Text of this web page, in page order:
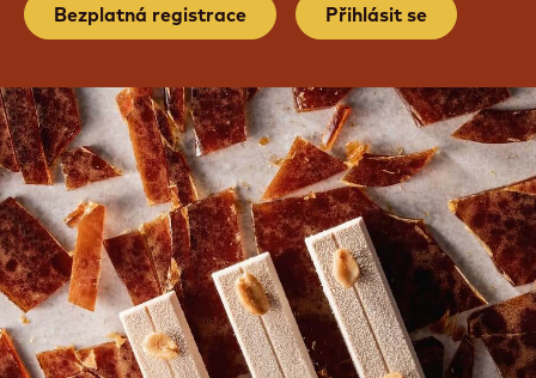
Bezplatná registrace Přihlásit se